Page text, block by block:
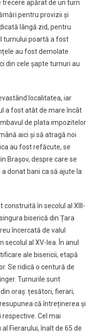
trecere apărat de un turn
pentru provizii și
lângă zid, pentru
turnului poartă a fost
au fost demolate
din cele șapte turnuri au
localitatea, iar
a fost atât de mare încât
de plata impozitelor
aici și să atragă noi
au fost refăcute, se
Brașov, despre care se
donat bani ca să ajute la
construită în secolul al XIII-
biserică din Țara
încercată de valul
al XV-lea. În anul
ale bisericii, etapă
Se ridică o centură de
Turnurile sunt
oraș: țesători, fierari,
că întreținerea și
Cel mai
Fierarului, înalt de 65 de